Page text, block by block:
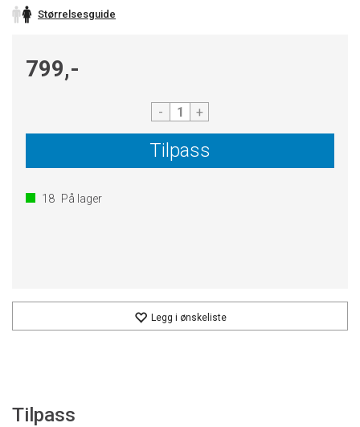
Størrelsesguide
799,-
- +
Tilpass
18 På lager
Legg i ønskeliste
Tilpass